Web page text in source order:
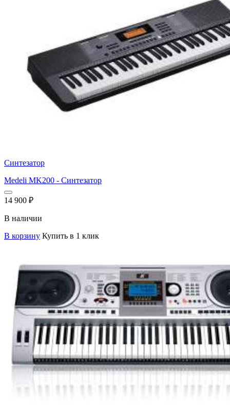
Синтезатор
Medeli MK200 - Синтезатор
14 900 ₽
В наличии
В корзину Купить в 1 клик